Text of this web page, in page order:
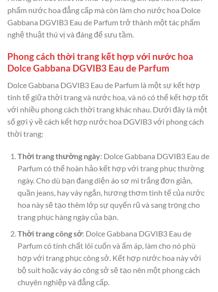
phẩm nước hoa đẳng cấp mà còn làm cho nước hoa Dolce
Gabbana DGVIB3 Eau de Parfum trở thành một tác phẩm
nghệ thuật thú vị và đáng để sưu tầm.
Phong cách thời trang kết hợp với nước hoa
Dolce Gabbana DGVIB3 Eau de Parfum
Dolce Gabbana DGVIB3 Eau de Parfum là một sự kết hợp
tinh tế giữa thời trang và nước hoa, và nó có thể kết hợp tốt
với nhiều phong cách thời trang khác nhau. Dưới đây là một
số gợi ý về cách kết hợp nước hoa DGVIB3 với phong cách
thời trang:
Thời trang thường ngày: Dolce Gabbana DGVIB3 Eau de
Parfum có thể hoàn hảo kết hợp với trang phục thường
ngày. Cho dù bạn đang diện áo sơ mi trắng đơn giản,
quần jeans, hay váy ngắn, hương thơm tinh tế của nước
hoa này sẽ tạo thêm lớp sự quyến rũ và sang trọng cho
trang phục hàng ngày của bạn.
Thời trang công sở: Dolce Gabbana DGVIB3 Eau de
Parfum có tính chất lôi cuốn và ấm áp, làm cho nó phù
hợp với trang phục công sở. Kết hợp nước hoa này với
bộ suit hoặc váy áo công sở sẽ tạo nên một phong cách
chuyên nghiệp và đẳng cấp.